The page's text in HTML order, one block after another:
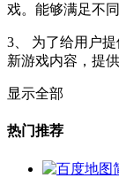
戏。能够满足不
3、 为了给用户
新游戏内容，提
显示全部
热门推荐